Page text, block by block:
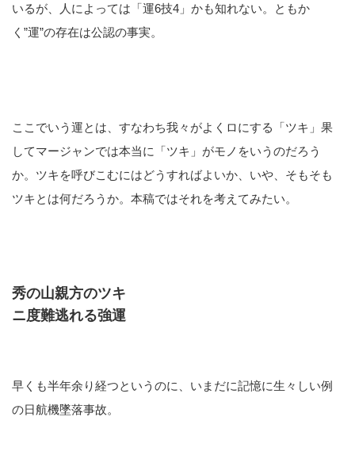
いるが、人によっては「運6技4」かも知れない。ともか
く”運”の存在は公認の事実。
ここでいう運とは、すなわち我々がよくロにする「ツキ」果
してマージャンでは本当に「ツキ」がモノをいうのだろう
か。ツキを呼びこむにはどうすればよいか、いや、そもそも
ツキとは何だろうか。本稿ではそれを考えてみたい。
秀の山親方のツキ
ニ度難逃れる強運
早くも半年余り経つというのに、いまだに記憶に生々しい例
の日航機墜落事故。